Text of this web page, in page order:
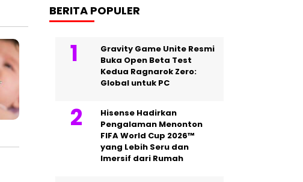
BERITA POPULER
Gravity Game Unite Resmi
Buka Open Beta Test
Kedua Ragnarok Zero:
Global untuk PC
Hisense Hadirkan
Pengalaman Menonton
FIFA World Cup 2026™
yang Lebih Seru dan
Imersif dari Rumah